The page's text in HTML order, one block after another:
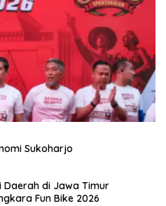
Sukoharjo
Daerah di Jawa Timur
Fun Bike 2026